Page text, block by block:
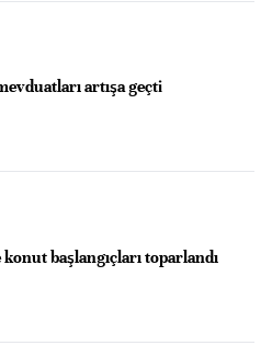
artışa geçti
konut başlangıçları toparlandı